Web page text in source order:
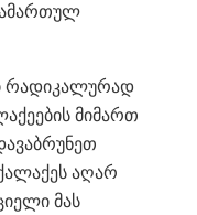
რადიკალურად
მიმართ
აღარ
მას